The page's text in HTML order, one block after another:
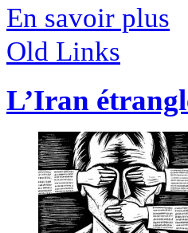
En savoir plus
Old Links
L’Iran